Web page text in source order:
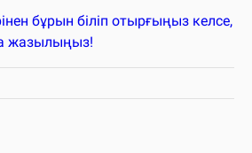
бұрын біліп отырғыңыз келсе,
жазылыңыз!